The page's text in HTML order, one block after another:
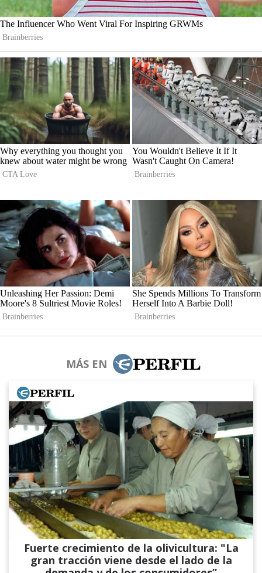
MÁS EN
Fuerte crecimiento de la olivicultura: "La
gran tracción viene desde el lado de la